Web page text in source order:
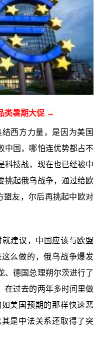
类暑期大促 →
西方力量，是因为美国
中国，哪怕连优势都占不
科技战，现在也已经被中
挑起俄乌战争，通过给欧
盟友，尔后再挑起中欧对
建议，中国应该与欧盟
么做的，俄乌战争爆发
、德国总理朔尔茨进行了
在过去的两年多时间里做
美国预期的那样快速恶
是中法关系还取得了突